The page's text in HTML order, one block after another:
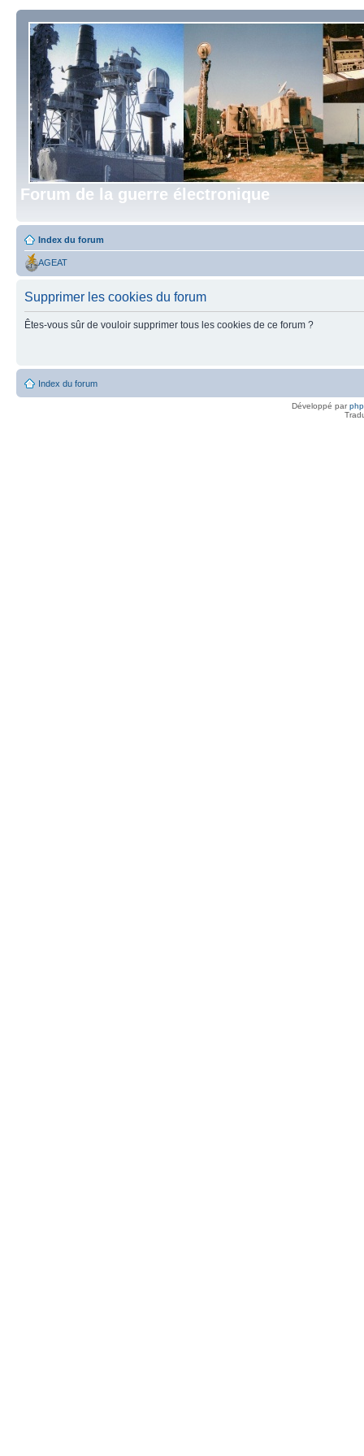
Forum de la guerre électronique
Index du forum
AGEAT
Supprimer les cookies du forum
Êtes-vous sûr de vouloir supprimer tous les cookies de ce forum ?
Index du forum
Développé par